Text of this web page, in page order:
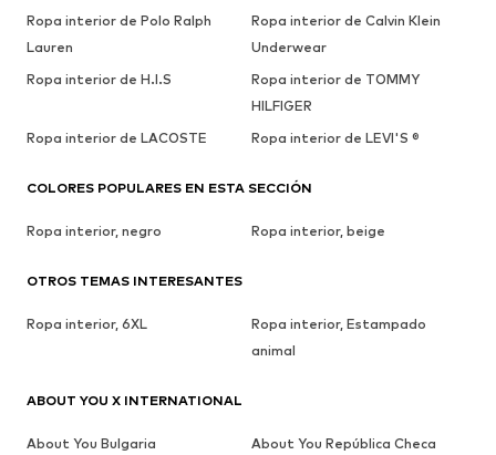
Ropa interior de Polo Ralph
Lauren
Ropa interior de Calvin Klein
Underwear
Ropa interior de H.I.S
Ropa interior de TOMMY
HILFIGER
Ropa interior de LACOSTE
Ropa interior de LEVI'S ®
COLORES POPULARES EN ESTA SECCIÓN
Ropa interior, negro Ropa interior, beige
OTROS TEMAS INTERESANTES
Ropa interior, 6XL
Ropa interior, Estampado
animal
ABOUT YOU X INTERNATIONAL
About You Bulgaria
About You República Checa